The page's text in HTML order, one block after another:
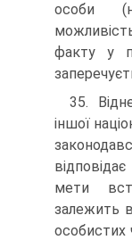
особи
факту у
35.
іншої
мети
залежить
особистих